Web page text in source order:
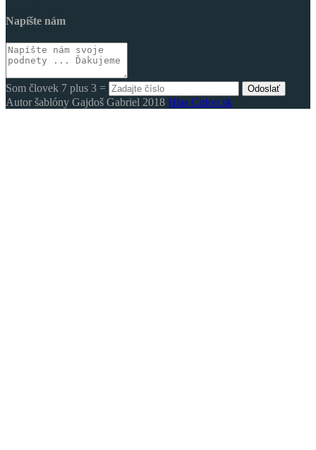
Napíšte nám
Som človek 7 plus 3 = Odoslať
Autor šablóny Gajdoš Gabriel 2018 Hlas Cirkvi.sk